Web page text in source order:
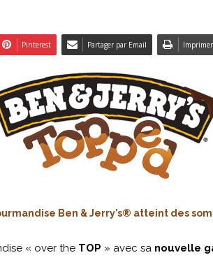
Pinterest Partager par Email Imprimer
Ben & Jerry’s® atteint des
« over the TOP » avec sa nouvelle